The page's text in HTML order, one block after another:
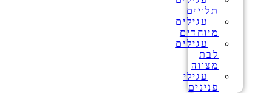
תלויים
עגילים
מיוחדים
עגילים
לבת
מצווה
עגילי
פנינים